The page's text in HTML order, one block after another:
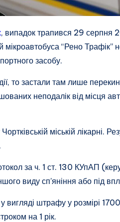
, випадок трапився 29 серпня
“Рено Трафік”
засобу.
то застали там лише
неподалік від місця
міській лікарні.
за ч. 1 ст. 130 КУпАП
виду сп’яніння або під
вигляді штрафу у розмірі
на 1 рік.